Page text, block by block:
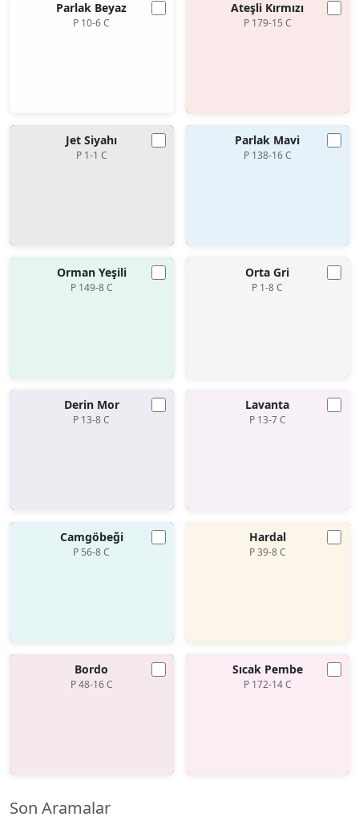
Parlak Beyaz
P 10-6 C
Ateşli Kırmızı
P 179-15 C
Jet Siyahı
P 1-1 C
Parlak Mavi
P 138-16 C
Orman Yeşili
P 149-8 C
Orta Gri
P 1-8 C
Derin Mor
P 13-8 C
Lavanta
P 13-7 C
Camgöbeği
P 56-8 C
Hardal
P 39-8 C
Bordo
P 48-16 C
Sıcak Pembe
P 172-14 C
Son Aramalar